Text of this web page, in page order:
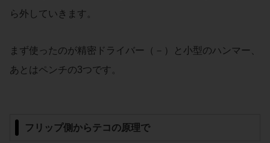
ら外していきます。
まず使ったのが精密ドライバー（－）と小型のハンマー、
あとはペンチの3つです。
フリップ側からテコの原理で